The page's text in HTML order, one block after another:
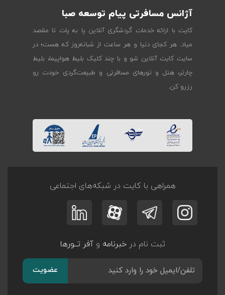
آژانس مسافرتی پیام توسعه صبا
کایت با ارائه خدمات گردشگری آنلاین پا به پات تا مقصد
میاد. هر کجای دنیا و هر ساعت از شبانه‌روز که هست؛ در
سایت کایت آنلاین شو و با چند کلیک بلیط هواپیما، بلیط
چارتر، هتل و تورهای مسافرتی و طبیعت‌گردی خودت رو
رزرو کن.
همراهی با کایت در شبکه‌های اجتماعی
ثبت نام درخبرنامه وآفر تــورها
عضویت